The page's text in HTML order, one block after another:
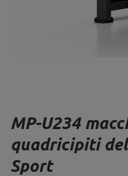
MP-U234
quadricipiti
Sport